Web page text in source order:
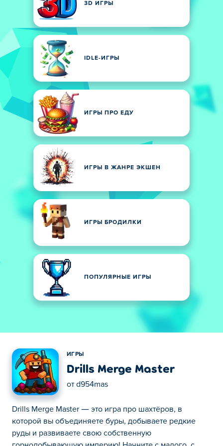
3D ИГРЫ
IDLE-ИГРЫ
ИГРЫ ПРО ЕДУ
ИГРЫ В ЖАНРЕ ЭКШЕН
ИГРЫ БРОДИЛКИ
ПОПУЛЯРНЫЕ ИГРЫ
ИГРЫ
Drills Merge Master
от d954mas
Drills Merge Master — это игра про шахтёров, в
которой вы объединяете буры, добываете редкие
руды и развиваете свою собственную